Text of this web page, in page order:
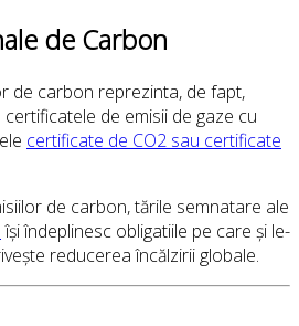
de Carbon
de carbon reprezinta, de fapt,
de emisii de gaze cu
certificate de CO2 sau certificate
de carbon, tările semnatare ale
își îndeplinesc obligatiile pe care și le-
reducerea încălzirii globale.